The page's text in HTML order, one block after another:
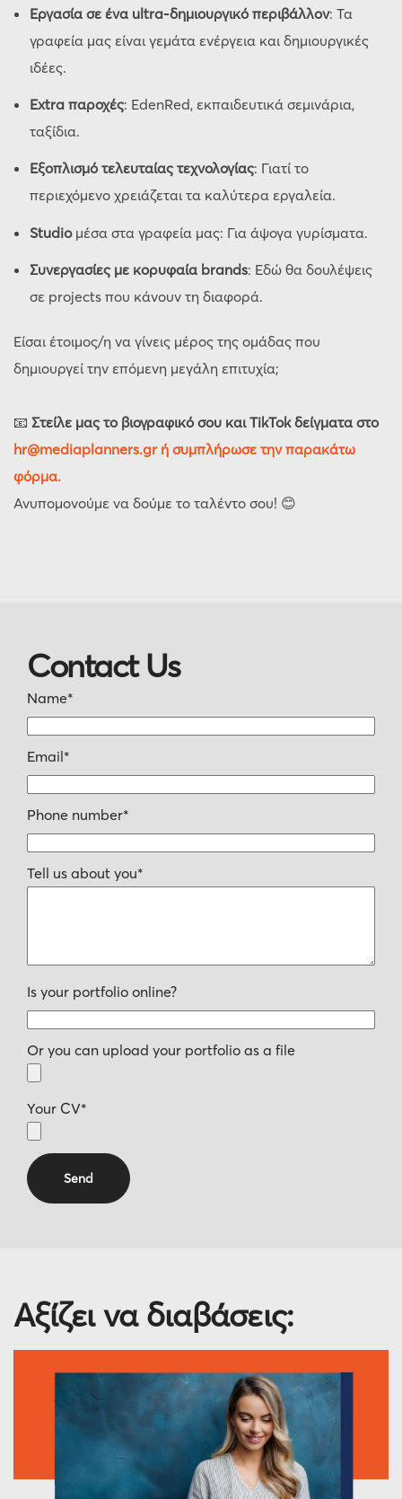
Εργασία σε ένα ultra-δημιουργικό περιβάλλον: Τα
γραφεία μας είναι γεμάτα ενέργεια και δημιουργικές
ιδέες.
Extra παροχές: EdenRed, εκπαιδευτικά σεμινάρια,
ταξίδια.
Εξοπλισμό τελευταίας τεχνολογίας: Γιατί το
περιεχόμενο χρειάζεται τα καλύτερα εργαλεία.
Studioμέσα στα γραφεία μας: Για άψογα γυρίσματα.
Συνεργασίες με κορυφαία brands: Εδώ θα δουλέψεις
σε projects που κάνουν τη διαφορά.
Είσαι έτοιμος/η να γίνεις μέρος της ομάδας που
δημιουργεί την επόμενη μεγάλη επιτυχία;
📧 Στείλε μας το βιογραφικό σου και TikTok δείγματα στο
hr@mediaplanners.gr ή συμπλήρωσε την παρακάτω
φόρμα.
Ανυπομονούμε να δούμε το ταλέντο σου! 😊
Contact Us
Name*
Email*
Phone number*
Tell us about you*
Is your portfolio online?
Or you can upload your portfolio as a file
Your CV*
Aξίζει να διαβάσεις: